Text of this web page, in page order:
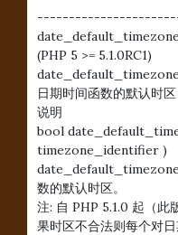
(PHP 5 >= 5.1.0RC1)
日期时间函数的默认时区
说明
bool
timezone_identifier )
数的默认时区。
注: 自 PHP 5.1.0 起（此
果时区不合法则每个对